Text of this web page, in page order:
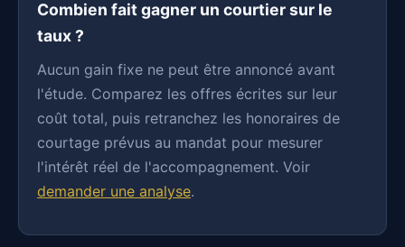
Combien fait gagner un courtier sur le
taux ?
Aucun gain fixe ne peut être annoncé avant
l'étude. Comparez les offres écrites sur leur
coût total, puis retranchez les honoraires de
courtage prévus au mandat pour mesurer
l'intérêt réel de l'accompagnement. Voir
demander une analyse.